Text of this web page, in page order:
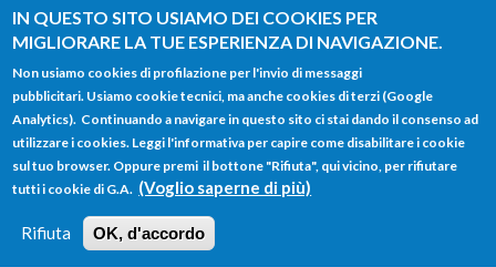
IN QUESTO SITO USIAMO DEI COOKIES PER
MIGLIORARE LA TUE ESPERIENZA DI NAVIGAZIONE.
Non usiamo cookies di profilazione per l'invio di messaggi
pubblicitari. Usiamo cookie tecnici, ma anche cookies di terzi (Google
Analytics). Continuando a navigare in questo sito ci stai dando il consenso ad
utilizzare i cookies. Leggi l'informativa per capire come disabilitare i cookie
sul tuo browser. Oppure premi il bottone "Rifiuta", qui vicino, per rifiutare
tutti i cookie di G.A. (Voglio saperne di più)
Rifiuta OK, d'accordo
Salta al contenuto principale
FORM
DI
RICERCA
Main menu
HOME TUTTI I PROFILI
LOGIN